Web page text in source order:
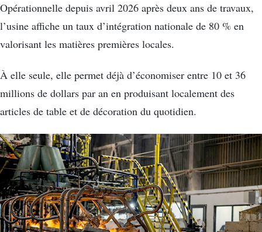
Opérationnelle depuis avril 2026 après deux ans de travaux,
l’usine affiche un taux d’intégration nationale de 80 % en
valorisant les matières premières locales.
À elle seule, elle permet déjà d’économiser entre 10 et 36
millions de dollars par an en produisant localement des
articles de table et de décoration du quotidien.